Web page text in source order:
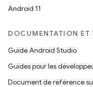
Android 11
DOCUMENTATION ET
Guide Android Studio
Guides pour les
Document de référence